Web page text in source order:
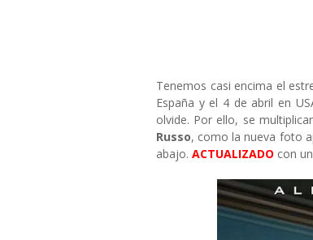
Tenemos casi encima el
España y el 4 de abril en
olvide. Por ello, se
Russo, como la nueva foto
abajo. ACTUALIZADO con